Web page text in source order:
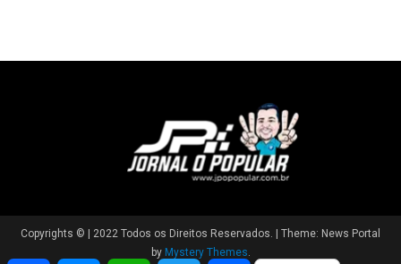
Copyrights © | 2022 Todos os Direitos Reservados. | Theme: News Portal
by Mystery Themes